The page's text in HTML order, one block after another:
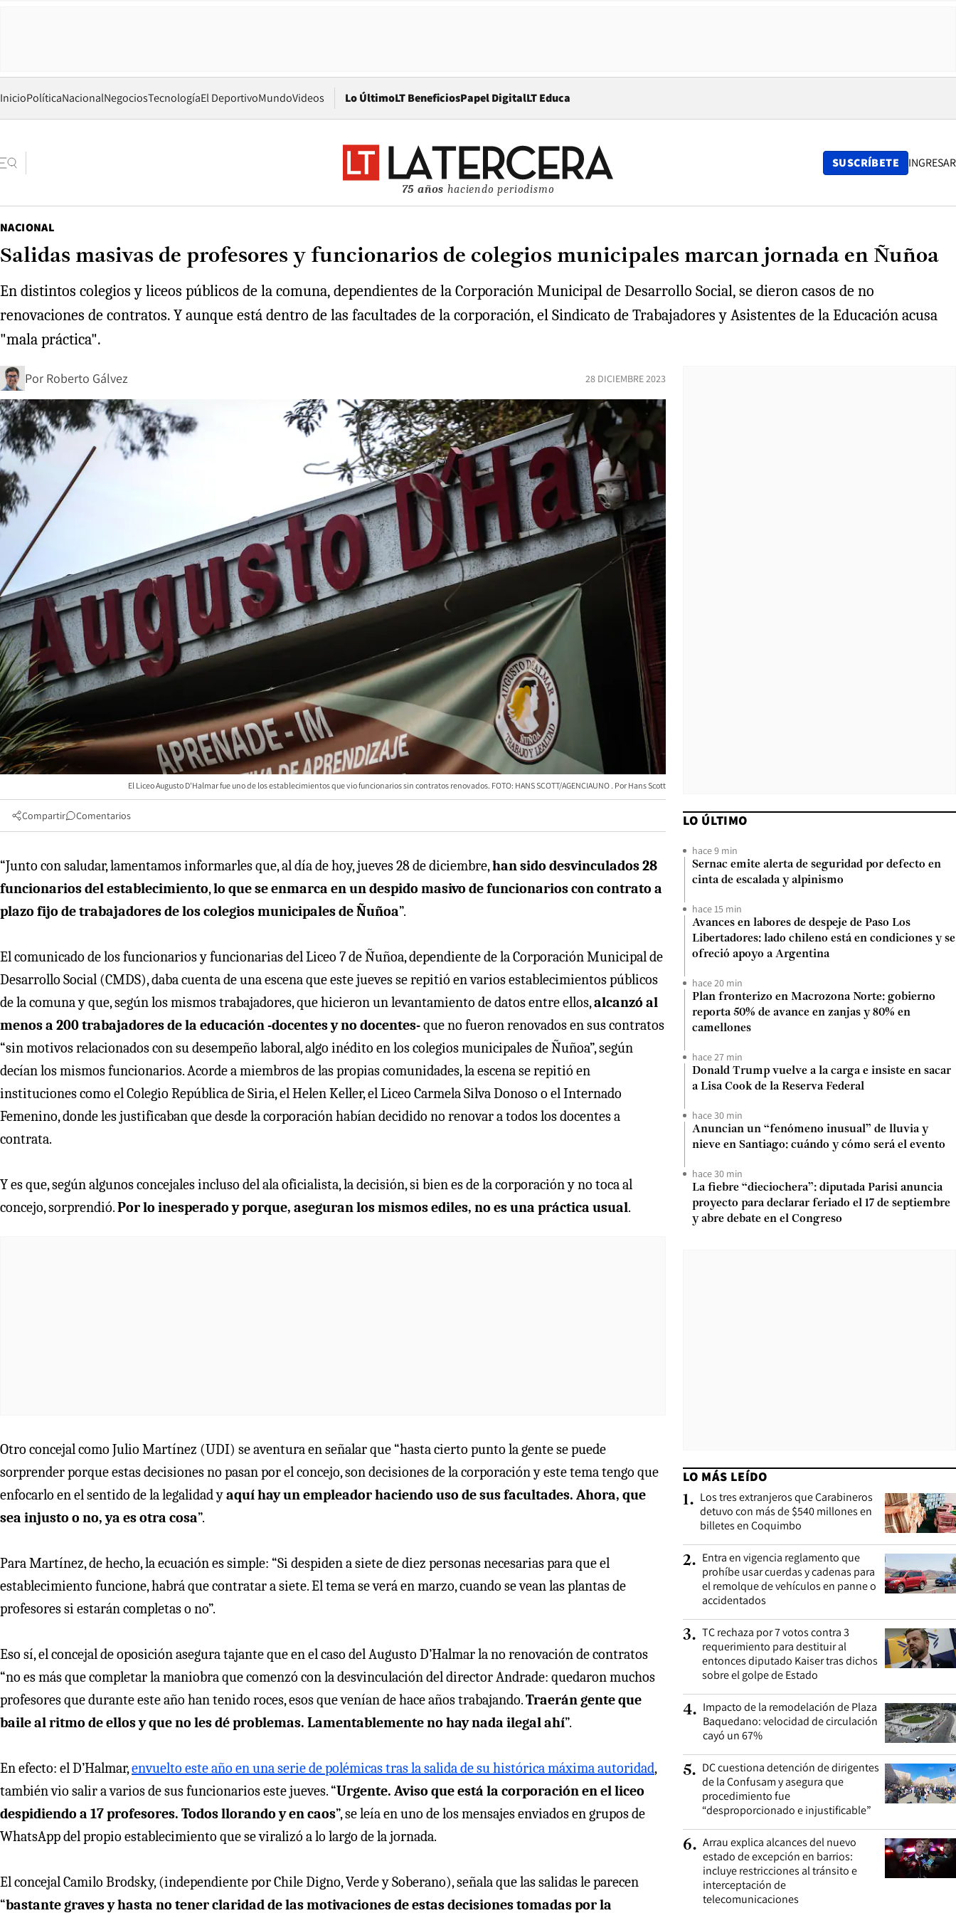
InicioPolíticaNacionalNegociosTecnologíaEl DeportivoMundoVideos Lo ÚltimoLT BeneficiosPapel DigitalOpens in new window
LT Educa
75 años haciendo periodismo
SUSCRÍBETE INGRESAR
NACIONAL
Salidas masivas de profesores y funcionarios de colegios municipales marcan jornada en Ñuñoa
En distintos colegios y liceos públicos de la comuna, dependientes de la Corporación Municipal de Desarrollo Social, se dieron casos de no
renovaciones de contratos. Y aunque está dentro de las facultades de la corporación, el Sindicato de Trabajadores y Asistentes de la Educación acusa
"mala práctica".
Por Roberto Gálvez 28 DICIEMBRE 2023
El Liceo Augusto D'Halmar fue uno de los establecimientos que vio funcionarios sin contratos renovados. FOTO: HANS SCOTT/AGENCIAUNO Hans Scott
Compartir Comentarios
“Junto con saludar, lamentamos informarles que, al día de hoy, jueves 28 de diciembre,han sido desvinculados 28
funcionarios del establecimiento,lo que se enmarca en un despido masivo de funcionarios con contrato a
plazo fijo de trabajadores de los colegios municipales de Ñuñoa”.
El comunicado de los funcionarios y funcionarias del Liceo 7 de Ñuñoa, dependiente de la Corporación Municipal de
Desarrollo Social (CMDS), daba cuenta de una escena que este jueves se repitió en varios establecimientos públicos
de la comuna y que, según los mismos trabajadores, que hicieron un levantamiento de datos entre ellos,alcanzó al
menos a 200 trabajadores de la educación -docentes y no docentes-que no fueron renovados en sus contratos
“sin motivos relacionados con su desempeño laboral, algo inédito en los colegios municipales de Ñuñoa”, según
decían los mismos funcionarios. Acorde a miembros de las propias comunidades, la escena se repitió en
instituciones como el Colegio República de Siria, el Helen Keller, el Liceo Carmela Silva Donoso o el Internado
Femenino, donde les justificaban que desde la corporación habían decidido no renovar a todos los docentes a
contrata.
Y es que, según algunos concejales incluso del ala oficialista, la decisión, si bien es de la corporación y no toca al
concejo, sorprendió.Por lo inesperado y porque, aseguran los mismos ediles, no es una práctica usual.
Otro concejal como Julio Martínez (UDI) se aventura en señalar que “hasta cierto punto la gente se puede
sorprender porque estas decisiones no pasan por el concejo, son decisiones de la corporación y este tema tengo que
enfocarlo en el sentido de la legalidad yaquí hay un empleador haciendo uso de sus facultades. Ahora, que
sea injusto o no, ya es otra cosa”.
Para Martínez, de hecho, la ecuación es simple: “Si despiden a siete de diez personas necesarias para que el
establecimiento funcione, habrá que contratar a siete. El tema se verá en marzo, cuando se vean las plantas de
profesores si estarán completas o no”.
Eso sí, el concejal de oposición asegura tajante que en el caso del Augusto D’Halmar la no renovación de contratos
“no es más que completar la maniobra que comenzó con la desvinculación del director Andrade: quedaron muchos
profesores que durante este año han tenido roces, esos que venían de hace años trabajando.Traerán gente que
baile al ritmo de ellos y que no les dé problemas. Lamentablemente no hay nada ilegal ahí”.
En efecto: el D’Halmar,envuelto este año en una serie de polémicas tras la salida de su histórica máxima autoridad,
también vio salir a varios de sus funcionarios este jueves. “Urgente. Aviso que está la corporación en el liceo
despidiendo a 17 profesores. Todos llorando y en caos”, se leía en uno de los mensajes enviados en grupos de
WhatsApp del propio establecimiento que se viralizó a lo largo de la jornada.
El concejal Camilo Brodsky, (independiente por Chile Digno, Verde y Soberano), señala que las salidas le parecen
“bastante graves y hasta no tener claridad de las motivaciones de estas decisiones tomadas por la
LO ÚLTIMO
hace 9 min
Sernac emite alerta de seguridad por defecto en
cinta de escalada y alpinismo
hace 15 min
Avances en labores de despeje de Paso Los
Libertadores: lado chileno está en condiciones y se
ofreció apoyo a Argentina
hace 20 min
Plan fronterizo en Macrozona Norte: gobierno
reporta 50% de avance en zanjas y 80% en
camellones
hace 27 min
Donald Trump vuelve a la carga e insiste en sacar
a Lisa Cook de la Reserva Federal
hace 30 min
Anuncian un “fenómeno inusual” de lluvia y
nieve en Santiago: cuándo y cómo será el evento
hace 30 min
La fiebre “dieciochera”: diputada Parisi anuncia
proyecto para declarar feriado el 17 de septiembre
y abre debate en el Congreso
LO MÁS LEÍDO
1. Los tres extranjeros que Carabineros
detuvo con más de $540 millones en
billetes en Coquimbo
2. Entra en vigencia reglamento que
prohíbe usar cuerdas y cadenas para
el remolque de vehículos en panne o
accidentados
3. TC rechaza por 7 votos contra 3
requerimiento para destituir al
entonces diputado Kaiser tras dichos
sobre el golpe de Estado
4. Impacto de la remodelación de Plaza
Baquedano: velocidad de circulación
cayó un 67%
5. DC cuestiona detención de dirigentes
de la Confusam y asegura que
procedimiento fue
“desproporcionado e injustificable”
6. Arrau explica alcances del nuevo
estado de excepción en barrios:
incluye restricciones al tránsito e
interceptación de
telecomunicaciones